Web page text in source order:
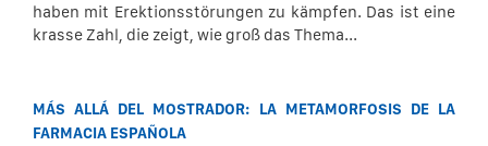
haben mit Erektionsstörungen zu kämpfen. Das ist eine
krasse Zahl, die zeigt, wie groß das Thema...
MÁS ALLÁ DEL MOSTRADOR: LA METAMORFOSIS DE LA
FARMACIA ESPAÑOLA